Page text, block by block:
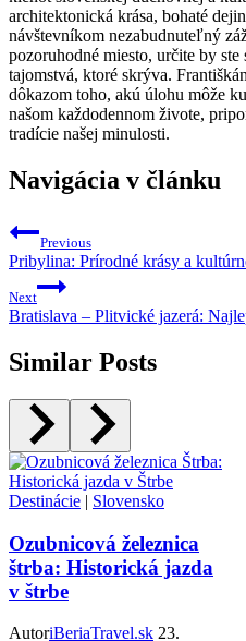
architektonická krása, bohaté
návštevníkom nezabudnuteľný
pozoruhodné miesto, určite by
tajomstvá, ktoré skrýva.
dôkazom toho, akú úlohu môže
našom každodennom živote,
tradície našej minulosti.
Navigácia v článku
Previous
Pribylina: Prírodné krásy a
Next
Bratislava – Plitvické jazerá:
Similar Posts
Destinácie | Slovensko
Ozubnicová železnica
štrba: Historická jazda
v štrbe
AutoriBeriaTravel.sk 23.